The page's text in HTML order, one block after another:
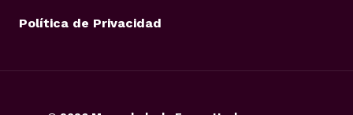
Política de Privacidad